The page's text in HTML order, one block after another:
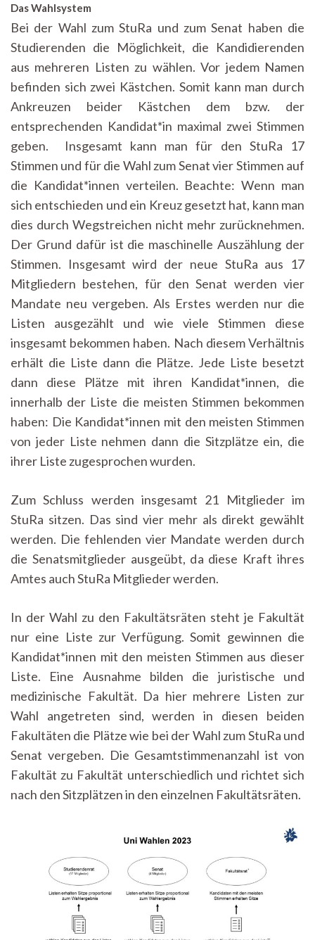
Das Wahlsystem
Bei der Wahl zum StuRa und zum Senat haben die
Studierenden die Möglichkeit, die Kandidierenden
aus mehreren Listen zu wählen. Vor jedem Namen
befinden sich zwei Kästchen. Somit kann man durch
Ankreuzen beider Kästchen dem bzw. der
entsprechenden Kandidat*in maximal zwei Stimmen
geben. Insgesamt kann man für den StuRa 17
Stimmen und für die Wahl zum Senat vier Stimmen auf
die Kandidat*innen verteilen. Beachte: Wenn man
sich entschieden und ein Kreuz gesetzt hat, kann man
dies durch Wegstreichen nicht mehr zurücknehmen.
Der Grund dafür ist die maschinelle Auszählung der
Stimmen. Insgesamt wird der neue StuRa aus 17
Mitgliedern bestehen, für den Senat werden vier
Mandate neu vergeben. Als Erstes werden nur die
Listen ausgezählt und wie viele Stimmen diese
insgesamt bekommen haben. Nach diesem Verhältnis
erhält die Liste dann die Plätze. Jede Liste besetzt
dann diese Plätze mit ihren Kandidat*innen, die
innerhalb der Liste die meisten Stimmen bekommen
haben: Die Kandidat*innen mit den meisten Stimmen
von jeder Liste nehmen dann die Sitzplätze ein, die
ihrer Liste zugesprochen wurden.
Zum Schluss werden insgesamt 21 Mitglieder im
StuRa sitzen. Das sind vier mehr als direkt gewählt
werden. Die fehlenden vier Mandate werden durch
die Senatsmitglieder ausgeübt, da diese Kraft ihres
Amtes auch StuRa Mitglieder werden.
In der Wahl zu den Fakultätsräten steht je Fakultät
nur eine Liste zur Verfügung. Somit gewinnen die
Kandidat*innen mit den meisten Stimmen aus dieser
Liste. Eine Ausnahme bilden die juristische und
medizinische Fakultät. Da hier mehrere Listen zur
Wahl angetreten sind, werden in diesen beiden
Fakultäten die Plätze wie bei der Wahl zum StuRa und
Senat vergeben. Die Gesamtstimmenanzahl ist von
Fakultät zu Fakultät unterschiedlich und richtet sich
nach den Sitzplätzen in den einzelnen Fakultätsräten.